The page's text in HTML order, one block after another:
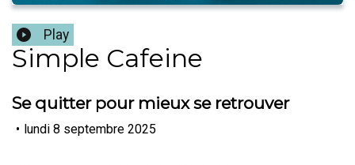
Play
Simple Cafeine
Se quitter pour mieux se retrouver
• lundi 8 septembre 2025